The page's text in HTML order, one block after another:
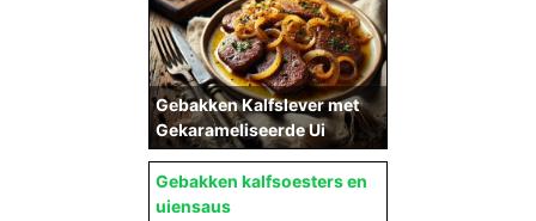
Gebakken Kalfslever met
Gekarameliseerde Ui
Gebakken kalfsoesters en
uiensaus